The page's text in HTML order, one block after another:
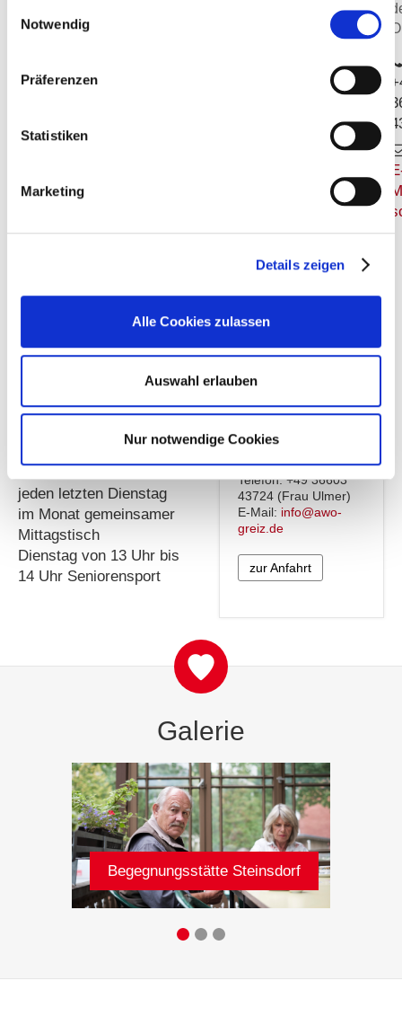
Notwendig
Präferenzen
Statistiken
Marketing
Details zeigen
Alle Cookies zulassen
Auswahl erlauben
Nur notwendige Cookies
der
AWO-
Kindertagesstätte
Steinsdorf
Partnerverein AWO
Bowling
Ausfahrten mit dem
diversen Anlässen
wie Fasching,
Neujahr
jeden letzten Dienstag
im Monat gemeinsamer
Mittagstisch
Dienstag von 13 Uhr bis
14 Uhr Seniorensport
Kreisverband Greiz
Ortsverein Steinsdorf
Steinsdorf
07570 Weida
Telefon: +49 36603
43724 (Frau Ulmer)
E-Mail: info@awo-
greiz.de
zur Anfahrt
Galerie
Begegnungsstätte Steinsdorf